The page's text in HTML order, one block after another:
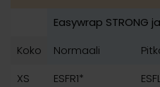
Easywrap STRONG
Koko
Normaali
XS
ESFR1*